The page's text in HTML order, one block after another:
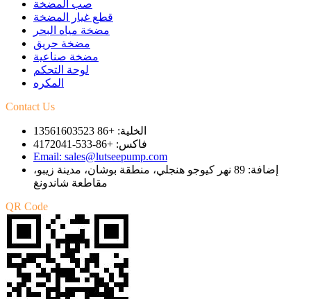
صب المضخة
قطع غيار المضخة
مضخة مياه البحر
مضخة حريق
مضخة صناعية
لوحة التحكم
المكره
Contact Us
الخلية: +86 13561603523
فاكس: +86-533-4172041
Email: sales@lutseepump.com
إضافة: 89 نهر كيوجو هنجلي، منطقة بوشان، مدينة زيبو،
مقاطعة شاندونغ
QR Code